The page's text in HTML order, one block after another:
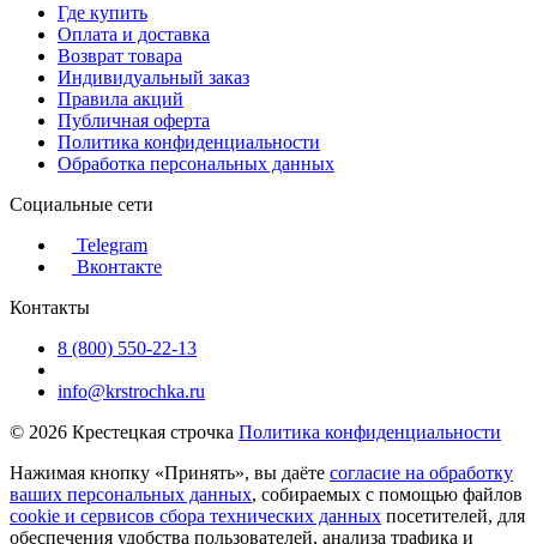
Где купить
Оплата и доставка
Возврат товара
Индивидуальный заказ
Правила акций
Публичная оферта
Политика конфиденциальности
Обработка персональных данных
Социальные сети
Telegram
Вконтакте
Контакты
8 (800) 550-22-13
info@krstrochka.ru
© 2026 Крестецкая строчка Политика конфиденциальности
Нажимая кнопку «Принять», вы даёте согласие на обработку
ваших персональных данных, собираемых с помощью файлов
cookie и сервисов сбора технических данных посетителей, для
обеспечения удобства пользователей, анализа трафика и